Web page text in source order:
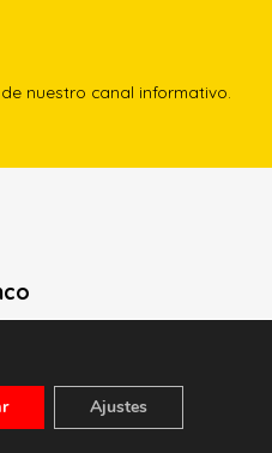
nuestro canal informativo.
Ajustes